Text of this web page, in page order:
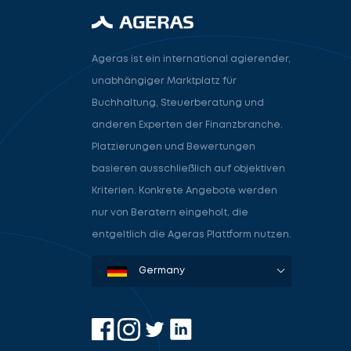
Ageras ist ein international agierender,
unabhängiger Marktplatz für
Buchhaltung, Steuerberatung und
anderen Experten der Finanzbranche.
Platzierungen und Bewertungen
basieren ausschließlich auf objektiven
Kriterien. Konkrete Angebote werden
nur von Beratern eingeholt, die
entgeltlich die Ageras Plattform nutzen.
Denmark
Sweden
Norway
Netherlands
Germany
USA